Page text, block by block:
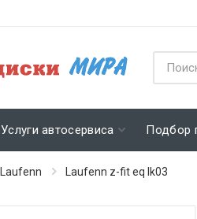
Услуги автосервиса Подбор
Laufenn Laufenn z-fit eq lk03